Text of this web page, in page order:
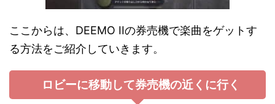
ここからは、DEEMO IIの券売機で楽曲をゲットす
る方法をご紹介していきます。
ロビーに移動して券売機の近くに行く